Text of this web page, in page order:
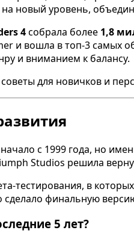
новый уровень,
4собрала более 1,8
и вошла в топ-3 самых
и вниманием к балансу.
для новичков и
с 1999 года, но
Studios решила
тестирования, в
финальную
5 лет?